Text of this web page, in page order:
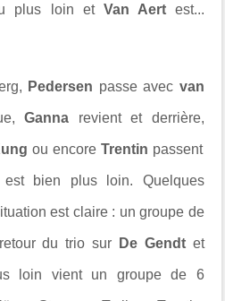
plus loin etVan Aertest...
Pedersen passe avec van
Ganna revient et derrière,
ou encoreTrentin passent
est bien plus loin. Quelques
est claire : un groupe de
du trio sur De Gendtet
loin vient un groupe de 6